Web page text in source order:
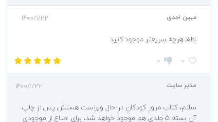
صورت روان توضیح داده شده است. در این میان
مطالب مهمتر به صورت نکته یا در داخل کادر و
جدول مشخص گردیده است. در انتهای هر فصل،
بـه صورت نکات کلیدی و در قسمت پایان هر فصل
هم سؤالات پرتکرار آزمون های چنـد سـال اخیـر
است. برخی از مهمترین ویژگی‌های این کتاب به
مبین احدی 1400/1/22
لطفا هرچه سریعتر موجود کنید
0
0
مدیر سایت 1400/1/22
سلام، کتاب مرور کودکان در حال ویراست هستش پس از چاپ
آن بسته 5 جلدی هم موجود خواهد شد، برای اطلاع از موجودی